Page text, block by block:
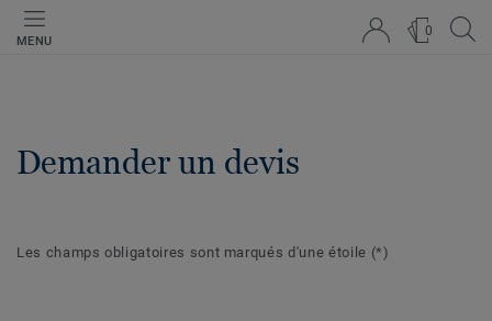
MENU
0
Demander un devis
Les champs obligatoires sont marqués d'une étoile (*)